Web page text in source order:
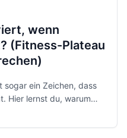
wenn
(Fitness-Plateau
sogar ein Zeichen, dass
Hier lernst du, warum